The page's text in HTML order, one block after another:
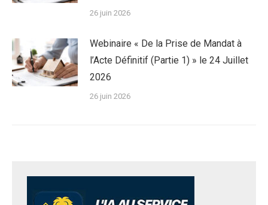
26 juin 2026
Webinaire « De la Prise de Mandat à
l’Acte Définitif (Partie 1) » le 24 Juillet
2026
26 juin 2026